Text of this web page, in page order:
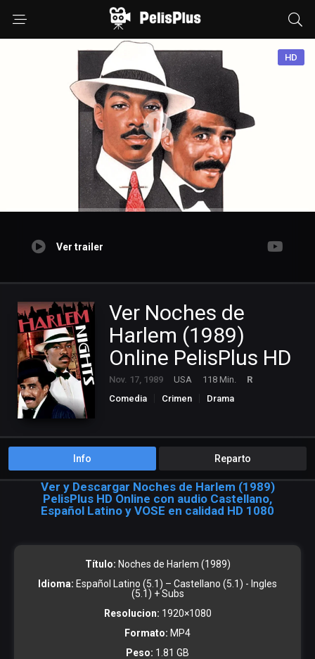
HD
Ver trailer
Ver Noches de
Harlem (1989)
Online PelisPlus HD
Nov. 17, 1989 USA 118 Min.
R
Comedia
Crimen Drama
Info Reparto
Ver y Descargar Noches de Harlem (1989)
PelisPlus HD Online con audio Castellano,
Español Latino y VOSE en calidad HD 1080
Título: Noches de Harlem (1989)
Idioma: Español Latino (5.1) – Castellano (5.1) - Ingles
(5.1) + Subs
Resolucion: 1920×1080
Formato: MP4
Peso: 1.81 GB